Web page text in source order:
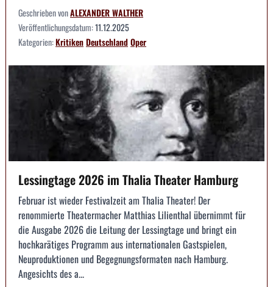
Geschrieben vonALEXANDER WALTHER
Veröffentlichungsdatum:11.12.2025
Kategorien:KritikenDeutschlandOper
Lessingtage 2026 im Thalia Theater Hamburg
Februar ist wieder Festivalzeit am Thalia Theater! Der
renommierte Theatermacher Matthias Lilienthal übernimmt für
die Ausgabe 2026 die Leitung der Lessingtage und bringt ein
hochkarätiges Programm aus internationalen Gastspielen,
Neuproduktionen und Begegnungsformaten nach Hamburg.
Angesichts des a...